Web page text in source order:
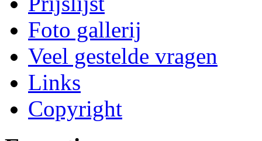
Foto gallerij
Veel gestelde vragen
Links
Copyright